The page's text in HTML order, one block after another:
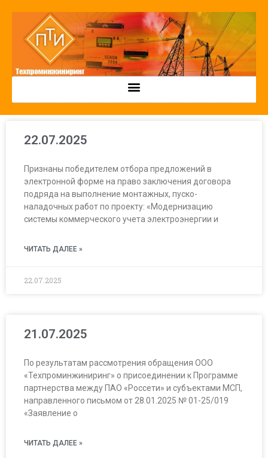
22.07.2025
Признаны победителем отбора предложений в
электронной форме на право заключения договора
подряда на выполнение монтажных, пуско-
наладочных работ по проекту: «Модернизацию
системы коммерческого учета электроэнергии и
ЧИТАТЬ ДАЛЕЕ »
22.07.2025
21.07.2025
По результатам рассмотрения обращения ООО
«Техпроминжиниринг» о присоединении к Программе
партнерства между ПАО «Россети» и субъектами МСП,
направленного письмом от 28.01.2025 № 01-25/019
«Заявление о
ЧИТАТЬ ДАЛЕЕ »